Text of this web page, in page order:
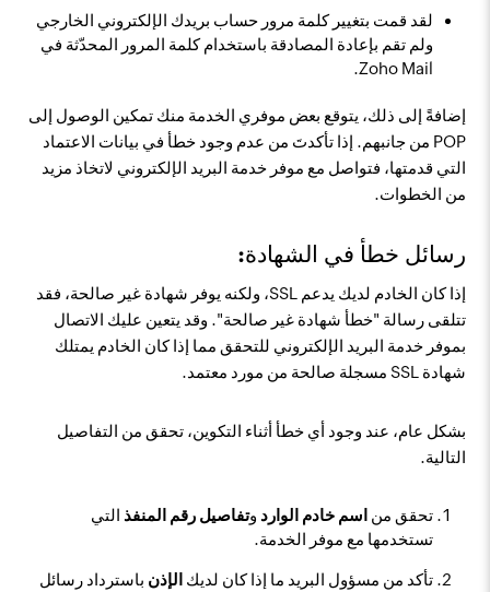
لقد قمت بتغيير كلمة مرور حساب بريدك الإلكتروني الخارجي
ولم تقم بإعادة المصادقة باستخدام كلمة المرور المحدّثة في
Zoho Mail.
إضافةً إلى ذلك، يتوقع بعض موفري الخدمة منك تمكين الوصول إلى
POP من جانبهم. إذا تأكدتَ من عدم وجود خطأ في بيانات الاعتماد
التي قدمتها، فتواصل مع موفر خدمة البريد الإلكتروني لاتخاذ مزيد
من الخطوات.
رسائل خطأ في الشهادة:
إذا كان الخادم لديك يدعم SSL، ولكنه يوفر شهادة غير صالحة، فقد
تتلقى رسالة "خطأ شهادة غير صالحة". وقد يتعين عليك الاتصال
بموفر خدمة البريد الإلكتروني للتحقق مما إذا كان الخادم يمتلك
شهادة SSL مسجلة صالحة من مورد معتمد.
بشكل عام، عند وجود أي خطأ أثناء التكوين، تحقق من التفاصيل
التالية.
تحقق من اسم خادم الوارد وتفاصيل رقم المنفذ التي
تستخدمها مع موفر الخدمة.
تأكد من مسؤول البريد ما إذا كان لديك الإذن باسترداد رسائل